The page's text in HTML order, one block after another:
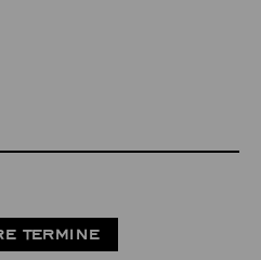
TERMINE